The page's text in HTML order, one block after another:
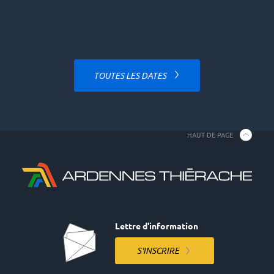
TOUTES LES DATES
Lettre d'information
S'INSCRIRE
HAUT DE PAGE